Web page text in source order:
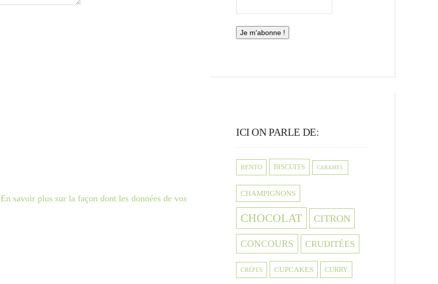
En savoir plus sur la façon dont les données de vos
ICI ON PARLE DE:
BENTO BISCUITS CARAMEL
CHAMPIGNONS
CHOCOLAT CITRON
CONCOURS CRUDITÉES
CRÈPES CUPCAKES CURRY